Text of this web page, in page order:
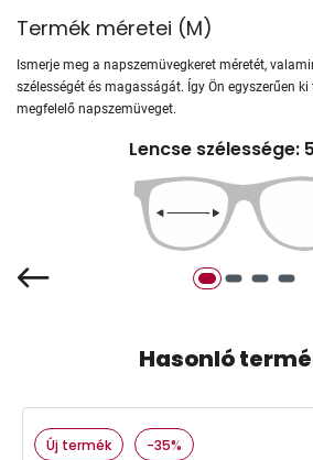
Termék méretei (M)
Ismerje meg a napszemüvegkeret méretét,
szélességét és magasságát. Így Ön egyszerűen
megfelelő napszemüveget.
Lencse szélessége:
Hasonló
Új termék -35%